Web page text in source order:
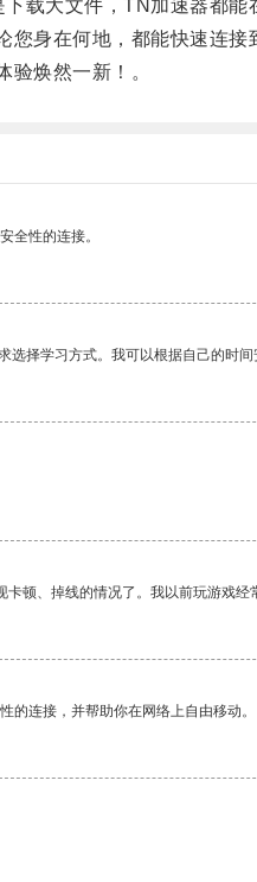
大文件，TN加速器都能
在何地，都能快速连接
焕然一新！。
全性的连接。
择学习方式。我可以根据自己的时间
顿、掉线的情况了。我以前玩游戏经
的连接，并帮助你在网络上自由移动。